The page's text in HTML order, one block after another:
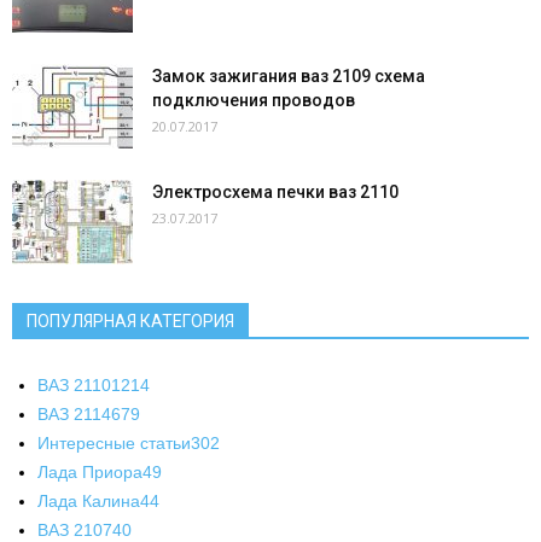
Замок зажигания ваз 2109 схема
подключения проводов
20.07.2017
Электросхема печки ваз 2110
23.07.2017
ПОПУЛЯРНАЯ КАТЕГОРИЯ
ВАЗ 21101214
ВАЗ 2114679
Интересные статьи302
Лада Приора49
Лада Калина44
ВАЗ 210740